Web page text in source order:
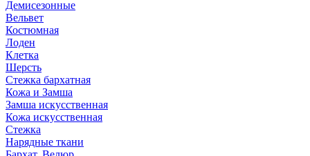
Демисезонные
Вельвет
Костюмная
Лоден
Клетка
Шерсть
Стежка бархатная
Кожа и Замша
Замша искусственная
Кожа искусственная
Стежка
Нарядные ткани